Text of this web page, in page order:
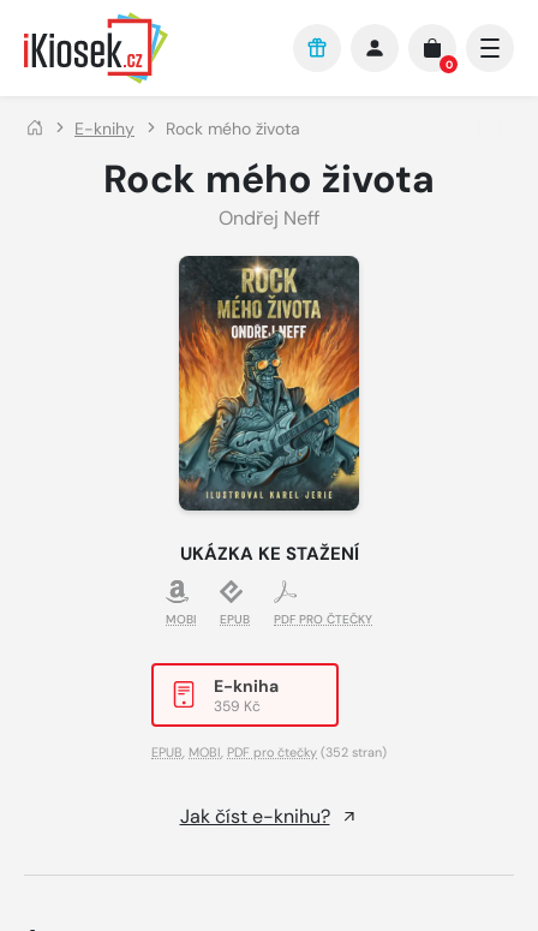
Přejít na hlavní obsah
0
E-knihy Rock mého života
Rock mého života
Ondřej Neff
UKÁZKA KE STAŽENÍ
MOBI EPUB PDF PRO ČTEČKY
E-kniha
359 Kč
EPUB MOBI PDF pro čtečky (352 stran)
Jak číst e-knihu?